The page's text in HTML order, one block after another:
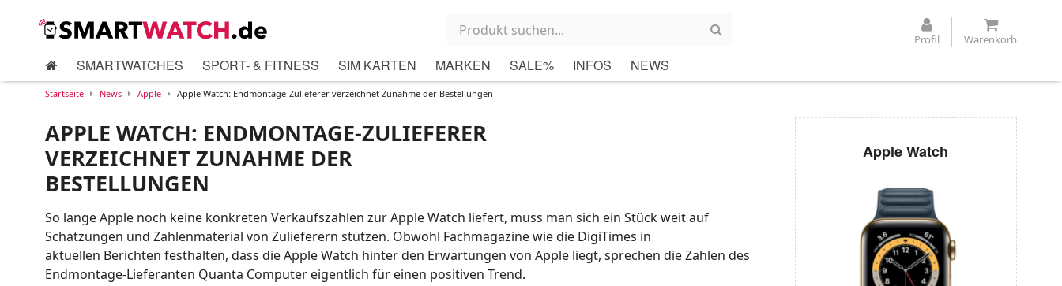
Profil Warenkorb
SMARTWATCHES SPORT- & FITNESS SIM KARTEN MARKEN SALE% INFOS NEWS
Startseite News Apple Apple Watch: Endmontage-Zulieferer verzeichnet Zunahme der Bestellungen
APPLE WATCH: ENDMONTAGE-ZULIEFERER
VERZEICHNET ZUNAHME DER
BESTELLUNGEN
So lange Apple noch keine konkreten Verkaufszahlen zur Apple Watch liefert, muss man sich ein Stück weit auf
Schätzungen und Zahlenmaterial von Zulieferern stützen. Obwohl Fachmagazine wie die DigiTimes in
aktuellen Berichten festhalten, dass die Apple Watch hinter den Erwartungen von Apple liegt, sprechen die Zahlen des
Endmontage-Lieferanten Quanta Computer eigentlich für einen positiven Trend.
Apple Watch